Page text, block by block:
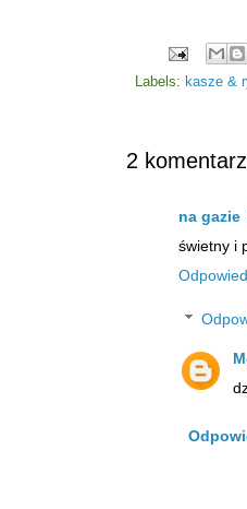
Labels: kasze &
2
na gazie
świetny i